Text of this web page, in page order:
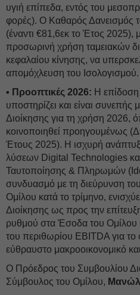
υγιή επίπεδα, εντός του
φορές). Ο Καθαρός Δανεισμός
(έναντι €81,6εκ το Έτος 2025),
προσωρινή χρήση ταμειακών
κεφαλαίου κίνησης, να
απομόχλευση του Ισολογισμού.
▪ Προοπτικές 2026: Η
υποστηρίζει και είναι συνεπής
Διοίκησης για τη χρήση 2026,
κοινοποιηθεί προηγουμένως
Έτους 2025). Η ισχυρή
λύσεων Digital Technologies
Ταυτοποίησης & Πληρωμών
συνδυασμό με τη διεύρυνση
Ομίλου κατά το τρίμηνο,
Διοίκησης ως προς την
ρυθμού στα Έσοδα του Ομίλου
του περιθωρίου EBITDA για
εύθραυστο μακροοικονομικό
Ο Πρόεδρος του Συμβουλίου
Σύμβουλος του Ομίλου,